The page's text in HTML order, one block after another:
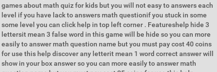
games about math quiz for kids but you will not easy to answers each
level if you have lack to answers math questionif you stuck in some
some level you can click help in top left corner . Featureshelp hide 3
lettersit mean 3 false word in this game will be hide so you can more
easily to answer math question name but you must pay cost 40 coins
for use this help discover any letterit mean 1 word correct answer will
show in your box answer so you can more easily to answer math